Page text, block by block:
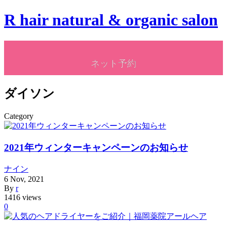
R hair natural & organic salon
ネット予約
ダイソン
Category
2021年ウィンターキャンペーンのお知らせ
ナイン
6 Nov, 2021
By r
1416 views
0